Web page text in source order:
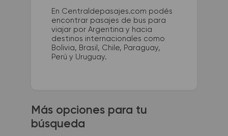
En Centraldepasajes.com podés
encontrar pasajes de bus para
viajar por Argentina y hacia
destinos internacionales como
Bolivia, Brasil, Chile, Paraguay,
Perú y Uruguay.
Más opciones para tu
búsqueda